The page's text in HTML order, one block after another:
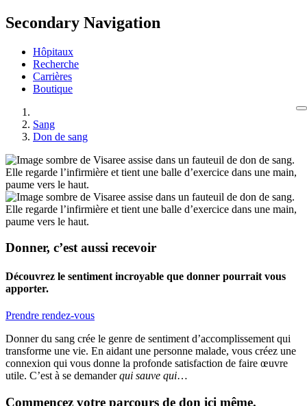
Secondary Navigation
Hôpitaux
Recherche
Carrières
Boutique
Sang
Don de sang
Donner, c’est aussi recevoir
Découvrez le sentiment incroyable que donner pourrait vous
apporter.
Prendre rendez-vous
Donner du sang crée le genre de sentiment d’accomplissement qui
transforme une vie. En aidant une personne malade, vous créez une
connexion qui vous donne la profonde satisfaction de faire œuvre
utile. C’est à se demanderqui sauve qui…
Commencez votre parcours de don ici même.